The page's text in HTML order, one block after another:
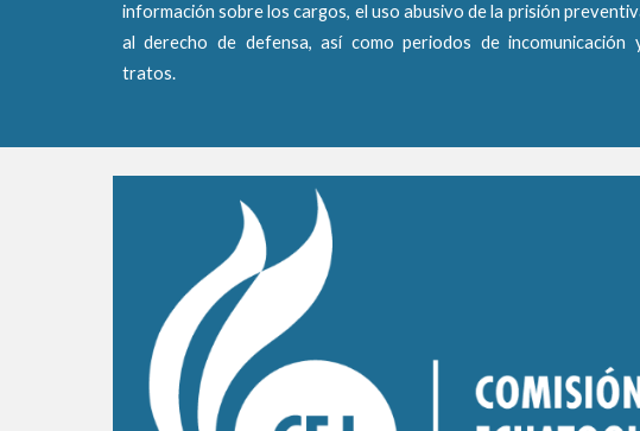
información sobre los cargos, el uso abusivo de la prisión
al derecho de defensa, así como periodos de incomunicación
tratos.